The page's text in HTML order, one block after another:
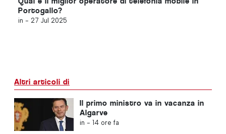
Portogallo?
in - 27 Jul 2025
Altri articoli di
Il primo ministro va in vacanza in
Algarve
in - 14 ore fa